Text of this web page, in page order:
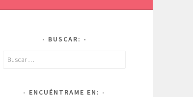
BUSCAR:
Buscar:
ENCUÉNTRAME EN: